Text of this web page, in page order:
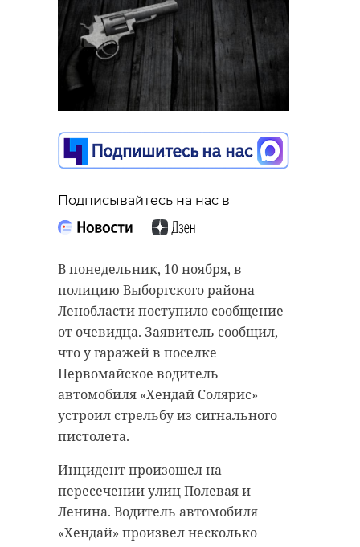
Подписывайтесь на нас в
В понедельник, 10 ноября, в
полицию Выборгского района
Ленобласти поступило сообщение
от очевидца. Заявитель сообщил,
что у гаражей в поселке
Первомайское водитель
автомобиля «Хендай Солярис»
устроил стрельбу из сигнального
пистолета.
Инцидент произошел на
пересечении улиц Полевая и
Ленина. Водитель автомобиля
«Хендай» произвел несколько